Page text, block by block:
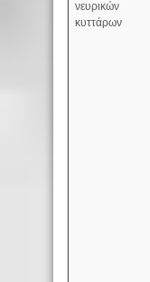
νευρικών
κυττάρων